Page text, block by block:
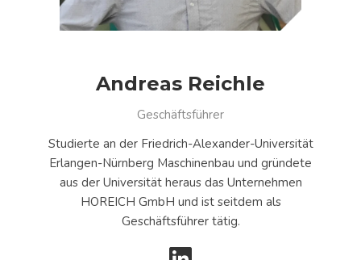
Andreas Reichle
Geschäftsführer
Studierte an der Friedrich-Alexander-Universität
Erlangen-Nürnberg Maschinenbau und gründete
aus der Universität heraus das Unternehmen
HOREICH GmbH und ist seitdem als
Geschäftsführer tätig.